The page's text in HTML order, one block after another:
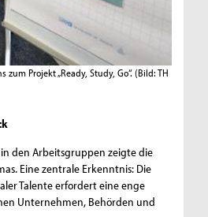
Projekt „Ready, Study, Go“. (Bild: TH
den Arbeitsgruppen zeigte die
Eine zentrale Erkenntnis: Die
Talente erfordert eine enge
Unternehmen, Behörden und